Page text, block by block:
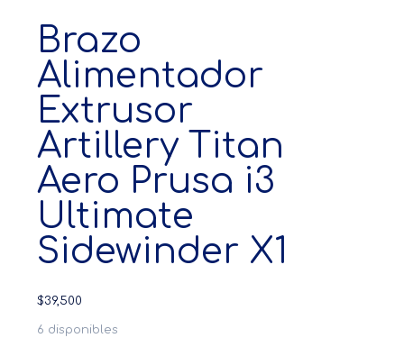
Brazo
Alimentador
Extrusor
Artillery Titan
Aero Prusa i3
Ultimate
Sidewinder X1
$39,500
6 disponibles